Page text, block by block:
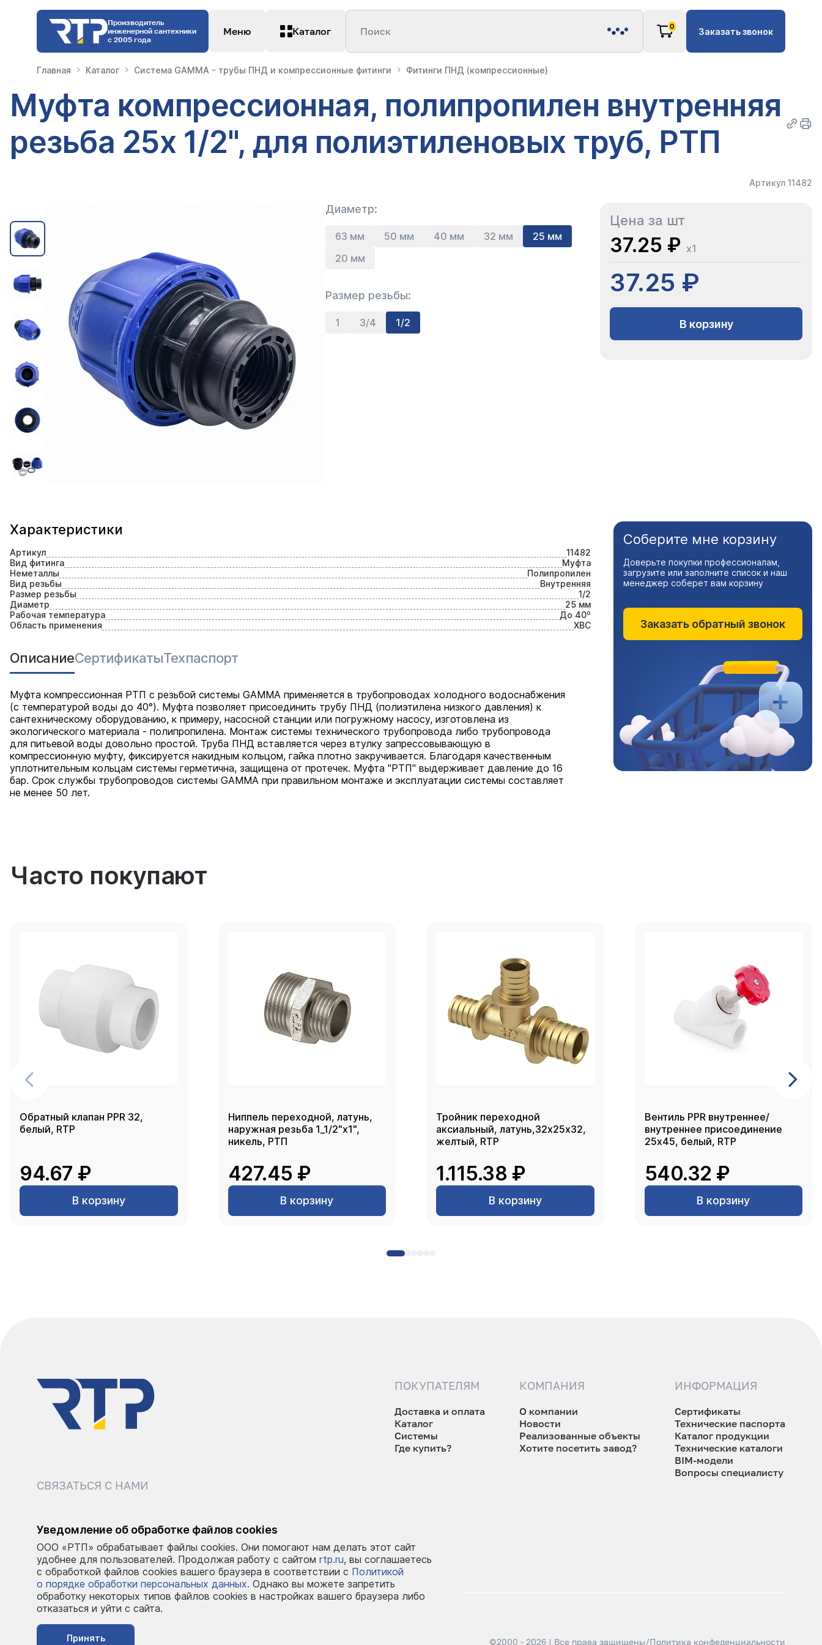
Производитель
инженерной сантехники
с 2005 года
Меню Каталог Поиск 0 Заказать звонок
Главная Каталог Система GAMMA - трубы ПНД и компрессионные фитинги Фитинги ПНД (компрессионные)
Муфта компрессионная, полипропилен внутренняя
резьба 25х 1/2", для полиэтиленовых труб, РТП
Артикул 11482
Диаметр:
63 мм 50 мм 40 мм 32 мм
25 мм
20 мм
Размер резьбы:
1 3/4 1/2
Цена за шт
37.25 ₽ x1
37.25 ₽
В корзину
Характеристики
Артикул
11482
Вид фитинга
Муфта
Неметаллы
Полипропилен
Вид резьбы
Внутренняя
Размер резьбы
1/2
Диаметр
25 мм
Рабочая температура
До 40⁰
Область применения
ХВС
ОписаниеСертификатыТехпаспорт
Муфта компрессионная РТП с резьбой системы GAMMA применяется в трубопроводах холодного водоснабжения
(с температурой воды до 40°). Муфта позволяет присоединить трубу ПНД (полиэтилена низкого давления) к
сантехническому оборудованию, к примеру, насосной станции или погружному насосу, изготовлена из
экологического материала - полипропилена. Монтаж системы технического трубопровода либо трубопровода
для питьевой воды довольно простой. Труба ПНД вставляется через втулку запрессовывающую в
компрессионную муфту, фиксируется накидным кольцом, гайка плотно закручивается. Благодаря качественным
уплотнительным кольцам системы герметична, защищена от протечек. Муфта "РТП" выдерживает давление до 16
бар. Срок службы трубопроводов системы GAMMA при правильном монтаже и эксплуатации системы составляет
не менее 50 лет.
Соберите мне корзину
Доверьте покупки профессионалам,
загрузите или заполните список и наш
менеджер соберет вам корзину
Заказать обратный звонок
Часто покупают
Обратный клапан PPR 32,
белый, RTP
94.67 ₽
В корзину
Ниппель переходной, латунь,
наружная резьба 1_1/2"х1",
никель, РТП
427.45 ₽
В корзину
Тройник переходной
аксиальный, латунь,32х25х32,
желтый, RTP
1.115.38 ₽
В корзину
Вентиль PPR внутреннее/
внутреннее присоединение
25х45, белый, RTP
540.32 ₽
В корзину
ПОКУПАТЕЛЯМ
Доставка и оплата
Каталог
Системы
Где купить?
КОМПАНИЯ
О компании
Новости
Реализованные объекты
Хотите посетить завод?
ИНФОРМАЦИЯ
Сертификаты
Технические паспорта
Каталог продукции
Технические каталоги
BIM-модели
Вопросы специалисту
СВЯЗАТЬСЯ С НАМИ
Пн–Пт: 9:00–18:00
©2000 - 2026 | Все права защищены/Политика конфеденциальности
Уведомление об обработке файлов cookies
ООО «РТП» обрабатывает файлы cookies. Они помогают нам делать этот сайт
удобнее для пользователей. Продолжая работу с сайтом rtp.ru, вы соглашаетесь
с обработкой файлов cookies вашего браузера в соответствии с Политикой
о порядке обработки персональных данных. Однако вы можете запретить
обработку некоторых типов файлов cookies в настройках вашего браузера либо
отказаться и уйти с сайта.
Принять